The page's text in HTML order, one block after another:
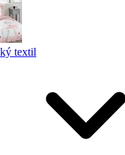
textil